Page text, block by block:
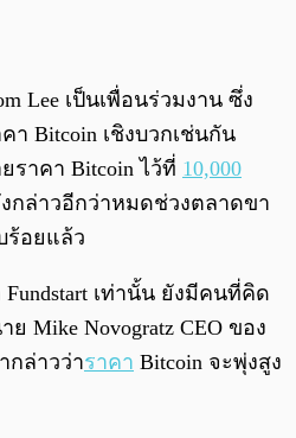
Lee เป็นเพื่อนร่วมงาน ซึ่ง
า Bitcoin เชิงบวกเช่นกัน
ราคา Bitcoin ไว้ที่ 10,000
กล่าวอีกว่าหมดช่วงตลาดขา
ร้อยแล้ว
เท่านั้น ยังมีคนที่คิด
Mike Novogratz CEO ของ
กล่าวว่าราคา Bitcoin จะพุ่งสูง